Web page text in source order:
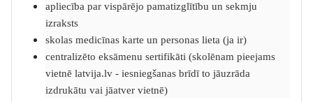
apliecība par vispārējo pamatizglītību un sekmju
izraksts
skolas medicīnas karte un personas lieta (ja ir)
centralizēto eksāmenu sertifikāti (skolēnam pieejams
vietnē latvija.lv - iesniegšanas brīdī to jāuzrāda
izdrukātu vai jāatver vietnē)